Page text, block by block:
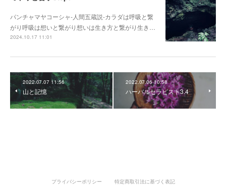
パンチャマヤコーシャ-人間五蔵説-カラダは呼吸と繋
がり呼吸は想いと繋がり想いは生き方と繋がり生き…
2024.10.17 11:01
2022.07.07 11:56
山と記憶
2022.07.06 10:58
ハーバルセラピスト3.4
プライバシーポリシー 特定商取引法に基づく表記